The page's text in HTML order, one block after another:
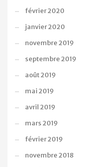
février 2020
janvier 2020
novembre 2019
septembre 2019
août 2019
mai 2019
avril 2019
mars 2019
février 2019
novembre 2018